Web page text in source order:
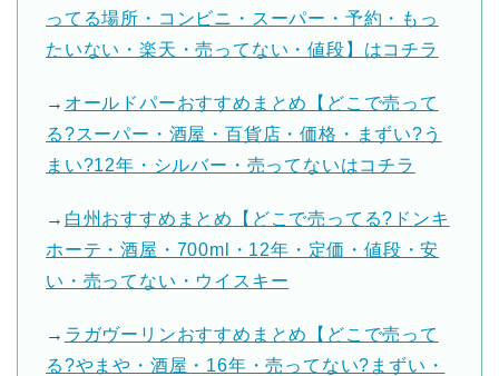
ってる場所・コンビニ・スーパー・予約・もっ
たいない・楽天・売ってない・値段】はコチラ
→ オールドパーおすすめまとめ【どこで売って
る?スーパー・酒屋・百貨店・価格・まずい?う
まい?12年・シルバー・売ってないはコチラ
→ 白州おすすめまとめ【どこで売ってる?ドンキ
ホーテ・酒屋・700ml・12年・定価・値段・安
い・売ってない・ウイスキー
→ ラガヴーリンおすすめまとめ【どこで売って
る?やまや・酒屋・16年・売ってない?まずい・